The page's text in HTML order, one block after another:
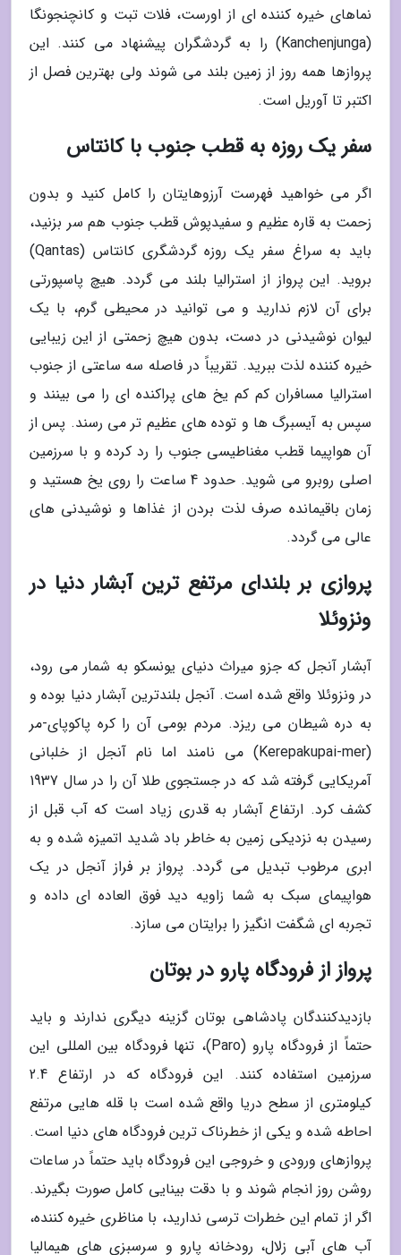
نماهای خیره کننده ای از اورست، فلات تبت و کانچنجونگا
(Kanchenjunga) را به گردشگران پیشنهاد می کنند. این
پروازها همه روز از زمین بلند می شوند ولی بهترین فصل از
اکتبر تا آوریل است.
سفر یک روزه به قطب جنوب با کانتاس
اگر می خواهید فهرست آرزوهایتان را کامل کنید و بدون
زحمت به قاره عظیم و سفیدپوش قطب جنوب هم سر بزنید،
باید به سراغ سفر یک روزه گردشگری کانتاس (Qantas)
بروید. این پرواز از استرالیا بلند می گردد. هیچ پاسپورتی
برای آن لازم ندارید و می توانید در محیطی گرم، با یک
لیوان نوشیدنی در دست، بدون هیچ زحمتی از این زیبایی
خیره کننده لذت ببرید. تقریباً در فاصله سه ساعتی از جنوب
استرالیا مسافران کم کم یخ های پراکنده ای را می بینند و
سپس به آیسبرگ ها و توده های عظیم تر می رسند. پس از
آن هواپیما قطب مغناطیسی جنوب را رد کرده و با سرزمین
اصلی روبرو می شوید. حدود 4 ساعت را روی یخ هستید و
زمان باقیمانده صرف لذت بردن از غذاها و نوشیدنی های
عالی می گردد.
پروازی بر بلندای مرتفع ترین آبشار دنیا در
ونزوئلا
آبشار آنجل که جزو میراث دنیای یونسکو به شمار می رود،
در ونزوئلا واقع شده است. آنجل بلندترین آبشار دنیا بوده و
به دره شیطان می ریزد. مردم بومی آن را کره پاکوپای-مر
(Kerepakupai-mer) می نامند اما نام آنجل از خلبانی
آمریکایی گرفته شد که در جستجوی طلا آن را در سال 1937
کشف کرد. ارتفاع آبشار به قدری زیاد است که آب قبل از
رسیدن به نزدیکی زمین به خاطر باد شدید اتمیزه شده و به
ابری مرطوب تبدیل می گردد. پرواز بر فراز آنجل در یک
هواپیمای سبک به شما زاویه دید فوق العاده ای داده و
تجربه ای شگفت انگیز را برایتان می سازد.
پرواز از فرودگاه پارو در بوتان
بازدیدکنندگان پادشاهی بوتان گزینه دیگری ندارند و باید
حتماً از فرودگاه پارو (Paro)، تنها فرودگاه بین المللی این
سرزمین استفاده کنند. این فرودگاه که در ارتفاع 2.4
کیلومتری از سطح دریا واقع شده است با قله هایی مرتفع
احاطه شده و یکی از خطرناک ترین فرودگاه های دنیا است.
پروازهای ورودی و خروجی این فرودگاه باید حتماً در ساعات
روشن روز انجام شوند و با دقت بینایی کامل صورت بگیرند.
اگر از تمام این خطرات ترسی ندارید، با مناظری خیره کننده،
آب های آبی زلال، رودخانه پارو و سرسبزی های هیمالیا